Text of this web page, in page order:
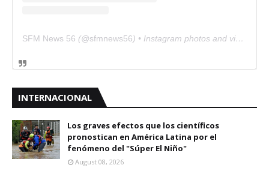
SFM News 56 (@sfmnews56) • Instagram photos and videos
INTERNACIONAL
Los graves efectos que los científicos
pronostican en América Latina por el
fenómeno del "Súper El Niño"
August 08, 2026